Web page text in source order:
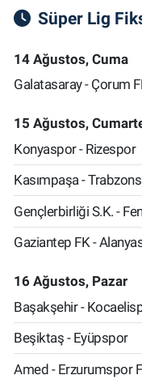
Süper Lig
14 Ağustos, Cuma
Galatasaray - Çorum
15 Ağustos,
Konyaspor - Rizespor
Kasımpaşa -
Gençlerbirliği S.K. -
Gaziantep FK -
16 Ağustos, Pazar
Başakşehir -
Beşiktaş - Eyüpspor
Amed - Erzurumspor